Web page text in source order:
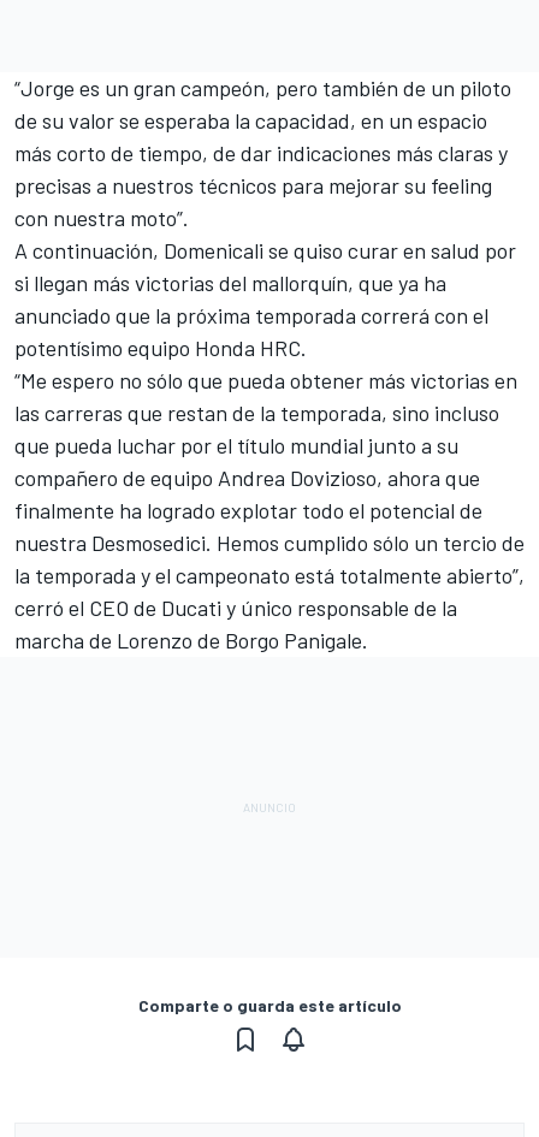
“Jorge es un gran campeón, pero también de un piloto
de su valor se esperaba la capacidad, en un espacio
más corto de tiempo, de dar indicaciones más claras y
precisas a nuestros técnicos para mejorar su feeling
con nuestra moto”.
A continuación, Domenicali se quiso curar en salud por
si llegan más victorias del mallorquín, que ya ha
anunciado que la próxima temporada correrá con el
potentísimo equipo Honda HRC.
“Me espero no sólo que pueda obtener más victorias en
las carreras que restan de la temporada, sino incluso
que pueda luchar por el título mundial junto a su
compañero de equipo Andrea Dovizioso, ahora que
finalmente ha logrado explotar todo el potencial de
nuestra Desmosedici. Hemos cumplido sólo un tercio de
la temporada y el campeonato está totalmente abierto”,
cerró el CEO de Ducati y único responsable de la
marcha de Lorenzo de Borgo Panigale.
Comparte o guarda este artículo